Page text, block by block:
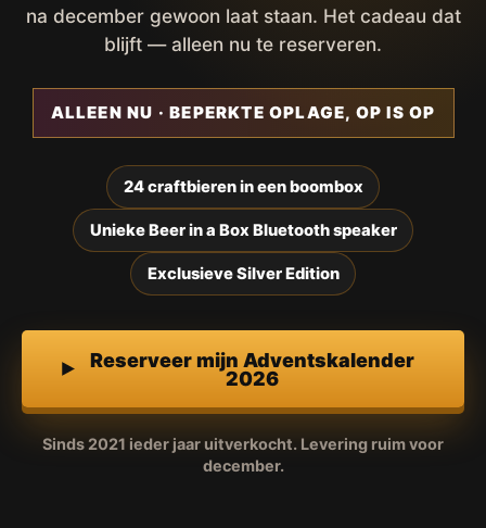
na december gewoon laat staan. Het cadeau dat
blijft — alleen nu te reserveren.
ALLEEN NU · BEPERKTE OPLAGE, OP IS OP
24 craftbieren in een boombox
Unieke Beer in a Box Bluetooth speaker
Exclusieve Silver Edition
Reserveer mijn Adventskalender
2026
Sinds 2021 ieder jaar uitverkocht. Levering ruim voor
december.